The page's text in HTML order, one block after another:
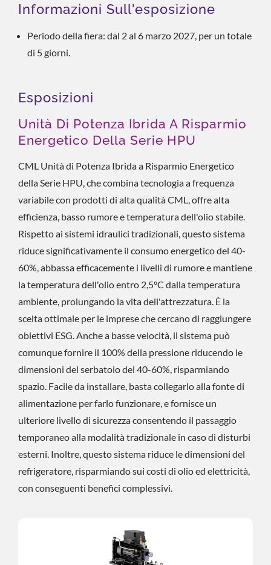
Informazioni Sull'esposizione
Periodo della fiera: dal 2 al 6 marzo 2027, per un totale
di 5 giorni.
Esposizioni
Unità Di Potenza Ibrida A Risparmio
Energetico Della Serie HPU
CML Unità di Potenza Ibrida a Risparmio Energetico
della Serie HPU, che combina tecnologia a frequenza
variabile con prodotti di alta qualità CML, offre alta
efficienza, basso rumore e temperatura dell'olio stabile.
Rispetto ai sistemi idraulici tradizionali, questo sistema
riduce significativamente il consumo energetico del 40-
60%, abbassa efficacemente i livelli di rumore e mantiene
la temperatura dell'olio entro 2,5°C dalla temperatura
ambiente, prolungando la vita dell'attrezzatura. È la
scelta ottimale per le imprese che cercano di raggiungere
obiettivi ESG. Anche a basse velocità, il sistema può
comunque fornire il 100% della pressione riducendo le
dimensioni del serbatoio del 40-60%, risparmiando
spazio. Facile da installare, basta collegarlo alla fonte di
alimentazione per farlo funzionare, e fornisce un
ulteriore livello di sicurezza consentendo il passaggio
temporaneo alla modalità tradizionale in caso di disturbi
esterni. Inoltre, questo sistema riduce le dimensioni del
refrigeratore, risparmiando sui costi di olio ed elettricità,
con conseguenti benefici complessivi.